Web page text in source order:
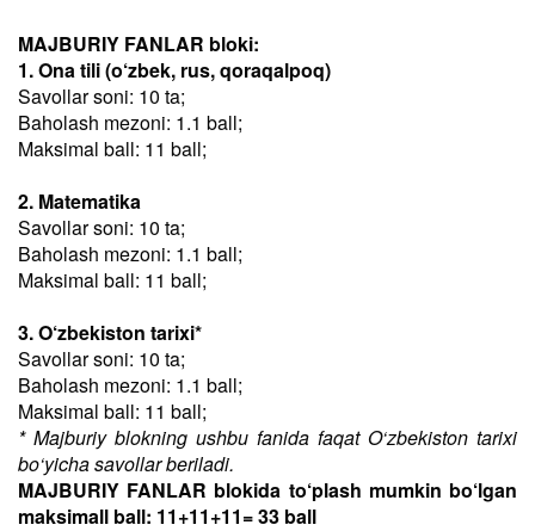
MAJBURIY FANLAR bloki:
1. Ona tili (o‘zbek, rus, qoraqalpoq)
Savollar soni: 10 ta;
Baholash mezoni: 1.1 ball;
Maksimal ball: 11 ball;
2. Matematika
Savollar soni: 10 ta;
Baholash mezoni: 1.1 ball;
Maksimal ball: 11 ball;
3. O‘zbekiston tarixi*
Savollar soni: 10 ta;
Baholash mezoni: 1.1 ball;
Maksimal ball: 11 ball;
* Majburiy blokning ushbu fanida faqat O‘zbekiston tarixi
bo‘yicha savollar beriladi.
MAJBURIY FANLAR blokida to‘plash mumkin bo‘lgan
maksimall ball: 11+11+11= 33 ball